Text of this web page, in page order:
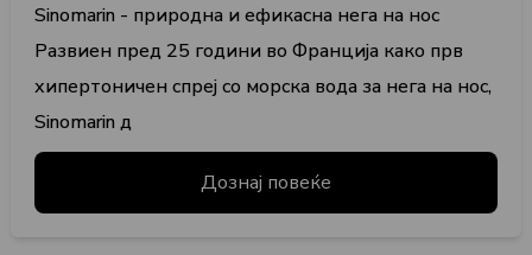
Sinomarin - природна и ефикасна нега на нос
Развиен пред 25 години во Франција како прв
хипертоничен спреј со морска вода за нега на нос,
Sinomarin д
Дознај повеќе